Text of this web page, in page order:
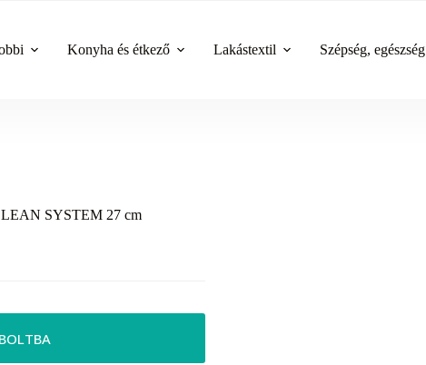
Konyha és étkező Lakástextil Szépség, egészség
SYSTEM 27 cm
BOLTBA